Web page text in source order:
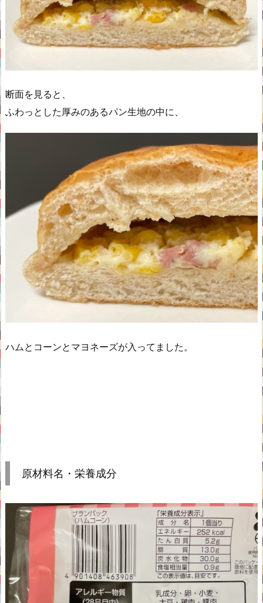
断面を見ると、
ふわっとした厚みのあるパン生地の中に、
ハムとコーンとマヨネーズが入ってました。
原材料名・栄養成分